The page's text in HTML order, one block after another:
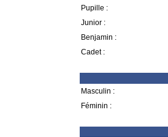
Pupille :
Junior :
Benjamin :
Cadet :
Masculin :
Féminin :